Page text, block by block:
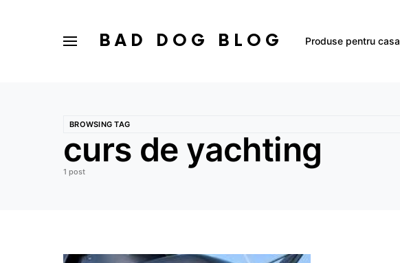
BAD DOG BLOG Produse pentru casa
BROWSING TAG
curs de yachting
1 post